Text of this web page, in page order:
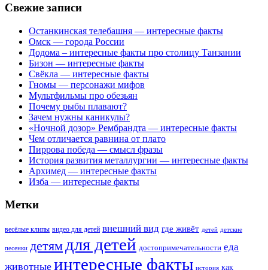
Свежие записи
Останкинская телебашня — интересные факты
Омск — города России
Додома – интересные факты про столицу Танзании
Бизон — интересные факты
Свёкла — интересные факты
Гномы — персонажи мифов
Мультфильмы про обезьян
Почему рыбы плавают?
Зачем нужны каникулы?
«Ночной дозор» Рембрандта — интересные факты
Чем отличается равнина от плато
Пиррова победа — смысл фразы
История развития металлургии — интересные факты
Архимед — интересные факты
Изба — интересные факты
Метки
весёлые клипы видео для детей внешний вид где живёт детей детские
песенки детям для детей достопримечательности еда
животные интересные факты история как